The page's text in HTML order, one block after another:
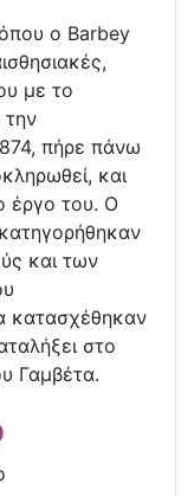
ο Barbey
με το
πήρε πάνω
και
έργο του. Ο
και των
κατασχέθηκαν
στο
Γαμβέτα.